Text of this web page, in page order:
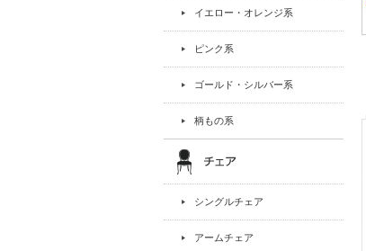
イエロー・オレンジ系
ピンク系
ゴールド・シルバー系
柄もの系
シングルチェア
アームチェア